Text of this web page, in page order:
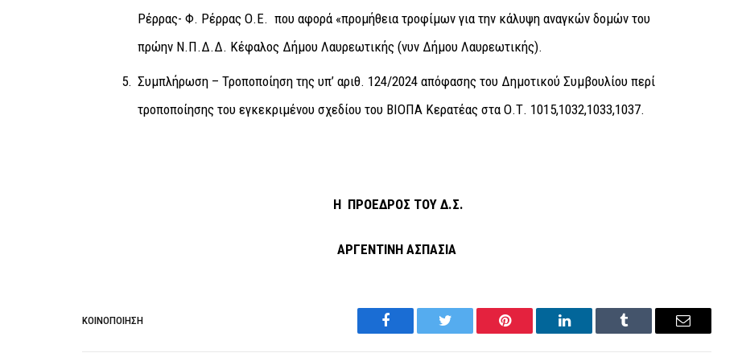
Ρέρρας- Φ. Ρέρρας Ο.Ε. που αφορά «προμήθεια τροφίμων για την κάλυψη αναγκών δομών του
πρώην Ν.Π.Δ.Δ. Κέφαλος Δήμου Λαυρεωτικής (νυν Δήμου Λαυρεωτικής).
Συμπλήρωση – Τροποποίηση της υπ’ αριθ. 124/2024 απόφασης του Δημοτικού Συμβουλίου περί
τροποποίησης του εγκεκριμένου σχεδίου του ΒΙΟΠΑ Κερατέας στα Ο.Τ. 1015,1032,1033,1037.
Η ΠΡΟΕΔΡΟΣ ΤΟΥ Δ.Σ.
ΑΡΓΕΝΤΙΝΗ ΑΣΠΑΣΙΑ
ΚΟΙΝΟΠΟΊΗΣΗ
Facebook Twitter Pinterest LinkedIn Tumblr Email